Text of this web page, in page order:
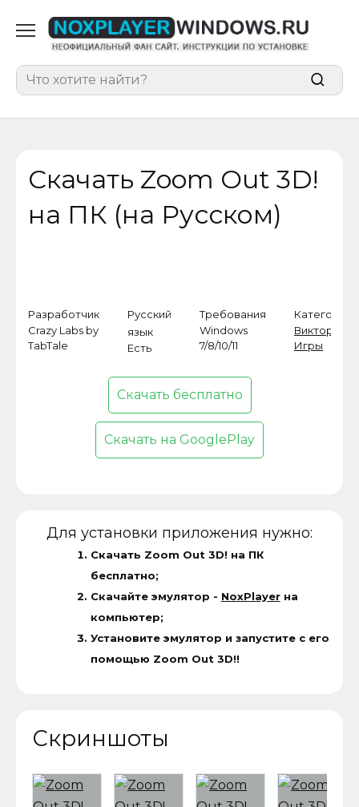
содержанию
for:
Скачать Zoom Out 3D!
на ПК (на Русском)
Разработчик
Crazy Labs by
TabTale
Русский
язык
Есть
Требования
Windows
7/8/10/11
Категория
Викторины
Игры
Скачать бесплатно
Скачать на GooglePlay
Для установки приложения нужно:
Скачать Zoom Out 3D! на ПК
бесплатно;
Скачайте эмулятор - NoxPlayerна
компьютер;
Установите эмулятор и запустите с его
помощью Zoom Out 3D!!
Скриншоты